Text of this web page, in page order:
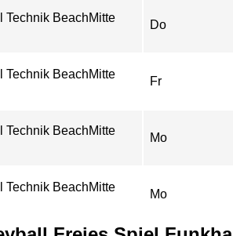
Technik BeachMitte
Do
Technik BeachMitte
Fr
Technik BeachMitte
Mo
Technik BeachMitte
Mo